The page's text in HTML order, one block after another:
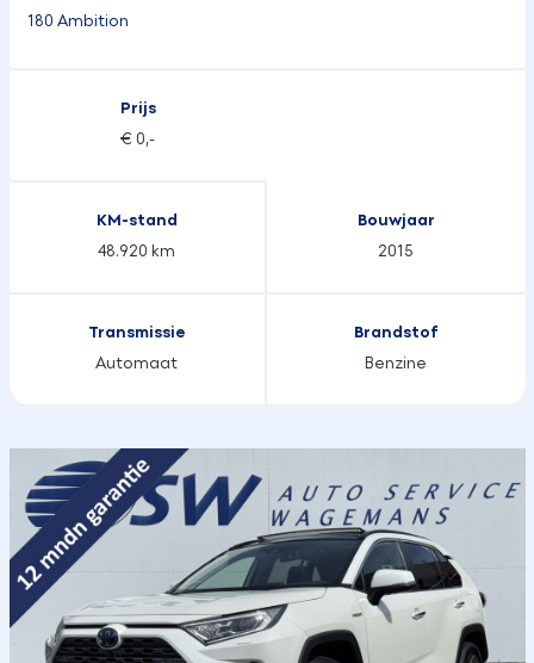
180 Ambition
Prijs
€ 0,-
KM-stand
48.920 km
Bouwjaar
2015
Transmissie
Automaat
Brandstof
Benzine